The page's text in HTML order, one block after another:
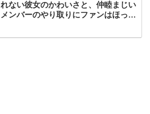
れない彼女のかわいさと、仲睦まじい
メンバーのやり取りにファンはほっこ